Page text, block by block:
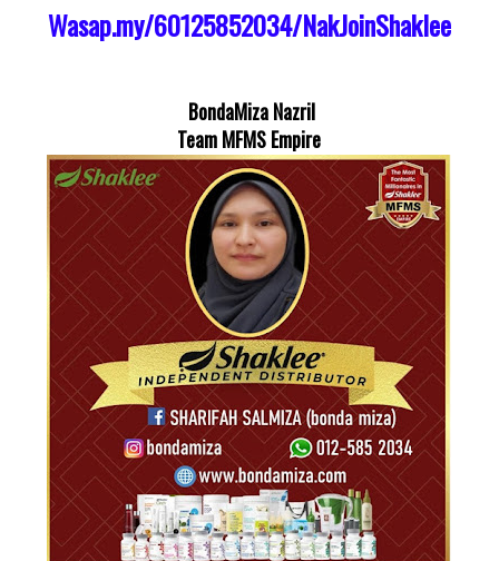
Wasap.my/60125852034/NakJoinShaklee
BondaMiza Nazril
Team MFMS Empire